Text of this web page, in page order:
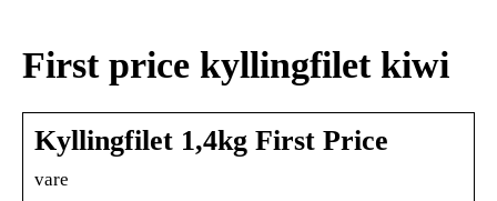
First price kyllingfilet kiwi
Kyllingfilet 1,4kg First Price
vare